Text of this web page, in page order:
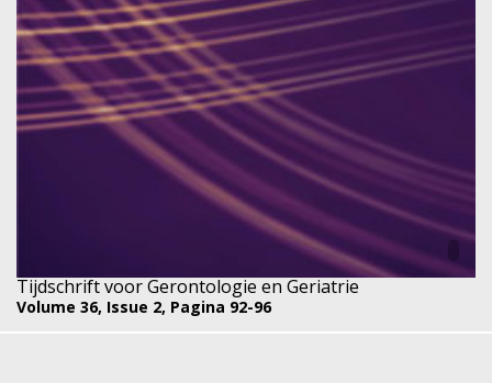
Tijdschrift voor Gerontologie en Geriatrie
Volume 36, Issue 2, Pagina 92-96